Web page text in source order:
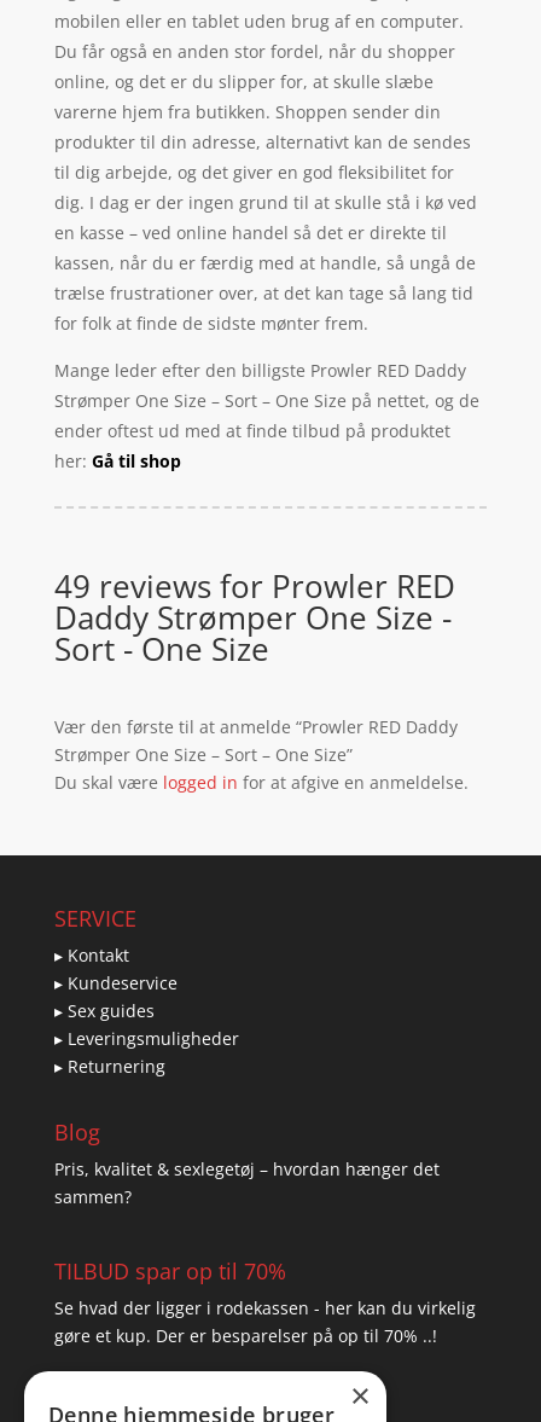
mobilen eller en tablet uden brug af en computer.
Du får også en anden stor fordel, når du shopper
online, og det er du slipper for, at skulle slæbe
varerne hjem fra butikken. Shoppen sender din
produkter til din adresse, alternativt kan de sendes
til dig arbejde, og det giver en god fleksibilitet for
dig. I dag er der ingen grund til at skulle stå i kø ved
en kasse – ved online handel så det er direkte til
kassen, når du er færdig med at handle, så ungå de
trælse frustrationer over, at det kan tage så lang tid
for folk at finde de sidste mønter frem.
Mange leder efter den billigste Prowler RED Daddy
Strømper One Size – Sort – One Size på nettet, og de
ender oftest ud med at finde tilbud på produktet
her: Gå til shop
49 reviews for Prowler RED
Daddy Strømper One Size -
Sort - One Size
Vær den første til at anmelde “Prowler RED Daddy
Strømper One Size – Sort – One Size”
Du skal være logged in for at afgive en anmeldelse.
SERVICE
▸ Kontakt
▸ Kundeservice
▸ Sex guides
▸ Leveringsmuligheder
▸ Returnering
Blog
Pris, kvalitet & sexlegetøj – hvordan hænger det
sammen?
TILBUD spar op til 70%
Se hvad der ligger i rodekassen - her kan du virkelig
gøre et kup. Der er besparelser på op til 70% ..!
×
Denne hjemmeside bruger